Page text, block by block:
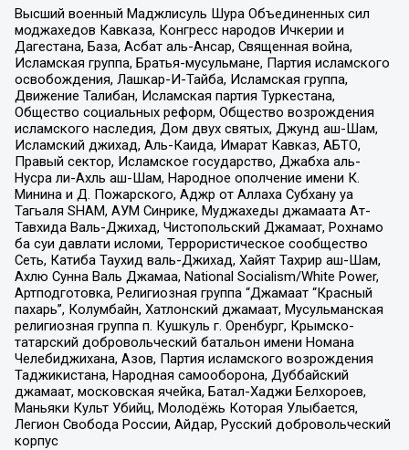
Высший военный Маджлисуль Шура Объединенных сил
моджахедов Кавказа, Конгресс народов Ичкерии и
Дагестана, База, Асбат аль-Ансар, Священная война,
Исламская группа, Братья-мусульмане, Партия исламского
освобождения, Лашкар-И-Тайба, Исламская группа,
Движение Талибан, Исламская партия Туркестана,
Общество социальных реформ, Общество возрождения
исламского наследия, Дом двух святых, Джунд аш-Шам,
Исламский джихад, Аль-Каида, Имарат Кавказ, АБТО,
Правый сектор, Исламское государство, Джабха аль-
Нусра ли-Ахль аш-Шам, Народное ополчение имени К.
Минина и Д. Пожарского, Аджр от Аллаха Субхану уа
Тагьаля SHAM, АУМ Синрике, Муджахеды джамаата Ат-
Тавхида Валь-Джихад, Чистопольский Джамаат, Рохнамо
ба суи давлати исломи, Террористическое сообщество
Сеть, Катиба Таухид валь-Джихад, Хайят Тахрир аш-Шам,
Ахлю Сунна Валь Джамаа, National Socialism/White Power,
Артподготовка, Религиозная группа “Джамаат “Красный
пахарь”, Колумбайн, Хатлонский джамаат, Мусульманская
религиозная группа п. Кушкуль г. Оренбург, Крымско-
татарский добровольческий батальон имени Номана
Челебиджихана, Азов, Партия исламского возрождения
Таджикистана, Народная самооборона, Дуббайский
джамаат, московская ячейка, Батал-Хаджи Белхороев,
Маньяки Культ Убийц, Молодёжь Которая Улыбается,
Легион Свобода России, Айдар, Русский добровольческий
корпус